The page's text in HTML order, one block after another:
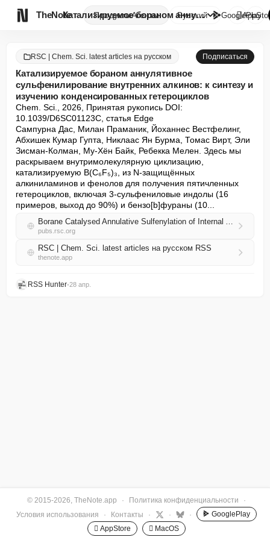
TheNote ПродуктыАгенты Катализируемое бораном аннулят...
Русский GooglePlay

RSC | Chem. Sci. latest articles на русском Подписаться
Катализируемое бораном аннулятивное
сульфенилирование внутренних алкинов: к синтезу и
изучению конденсированных гетероциклов
Chem. Sci., 2026, Принятая рукопись DOI:
10.1039/D6SC01123C, статья Edge
Сампурна Дас, Милан Праманик, Йоханнес Вестфелинг,
Абхишек Кумар Гупта, Никлаас Ян Бурма, Томас Вирт, Эли
Зисман-Колман, Му-Хён Байк, Ребекка Мелен. Здесь мы
раскрываем внутримолекулярную циклизацию,
катализируемую B(C₆F₅)₃, из N-защищённых
алкиниламинов и фенолов для получения пятичленных
гетероциклов, включая 3-сульфениловые индолы (16
примеров, выход до 90%) и бензо[b]фураны (10...
Borane Catalysed Annulative Sulfenylation of Internal Alkynes: Towards the Synthesis and Study of Fused Heterocycles
pubs.rsc.org
RSC | Chem. Sci. latest articles на русском RSS
thenote.app
RSS Hunter•28 апр.
© 2015-2026, TheNote.app · Политика конфиденциальности
·
Условия использования
· Контакты · · ·
GooglePlay
 AppStore
 MacOS